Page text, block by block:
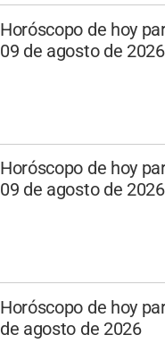
Horóscopo de hoy
09 de agosto de 2026
Horóscopo de hoy
09 de agosto de 2026
Horóscopo de hoy
de agosto de 2026